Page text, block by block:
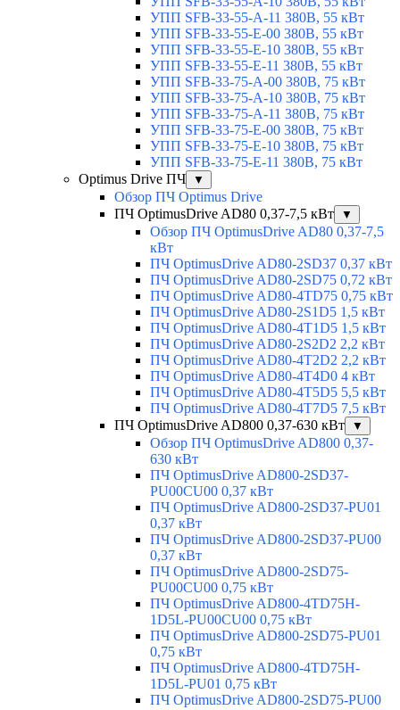
УПП SFB-33-55-A-11 380В, 55 кВт
УПП SFB-33-55-E-00 380В, 55 кВт
УПП SFB-33-55-E-10 380В, 55 кВт
УПП SFB-33-55-E-11 380В, 55 кВт
УПП SFB-33-75-A-00 380В, 75 кВт
УПП SFB-33-75-A-10 380В, 75 кВт
УПП SFB-33-75-A-11 380В, 75 кВт
УПП SFB-33-75-E-00 380В, 75 кВт
УПП SFB-33-75-E-10 380В, 75 кВт
УПП SFB-33-75-E-11 380В, 75 кВт
Optimus Drive ПЧ
▼
Обзор ПЧ Optimus Drive
ПЧ OptimusDrive AD80 0,37-7,5 кВт
▼
Обзор ПЧ OptimusDrive AD80 0,37-7,5
кВт
ПЧ OptimusDrive AD80-2SD37 0,37 кВт
ПЧ OptimusDrive AD80-2SD75 0,72 кВт
ПЧ OptimusDrive AD80-4TD75 0,75 кВт
ПЧ OptimusDrive AD80-2S1D5 1,5 кВт
ПЧ OptimusDrive AD80-4T1D5 1,5 кВт
ПЧ OptimusDrive AD80-2S2D2 2,2 кВт
ПЧ OptimusDrive AD80-4T2D2 2,2 кВт
ПЧ OptimusDrive AD80-4T4D0 4 кВт
ПЧ OptimusDrive AD80-4T5D5 5,5 кВт
ПЧ OptimusDrive AD80-4T7D5 7,5 кВт
ПЧ OptimusDrive AD800 0,37-630 кВт
▼
Обзор ПЧ OptimusDrive AD800 0,37-
630 кВт
ПЧ OptimusDrive AD800-2SD37-
PU00CU00 0,37 кВт
ПЧ OptimusDrive AD800-2SD37-PU01
0,37 кВт
ПЧ OptimusDrive AD800-2SD37-PU00
0,37 кВт
ПЧ OptimusDrive AD800-2SD75-
PU00CU00 0,75 кВт
ПЧ OptimusDrive AD800-4TD75H-
1D5L-PU00CU00 0,75 кВт
ПЧ OptimusDrive AD800-2SD75-PU01
0,75 кВт
ПЧ OptimusDrive AD800-4TD75H-
1D5L-PU01 0,75 кВт
ПЧ OptimusDrive AD800-2SD75-PU00